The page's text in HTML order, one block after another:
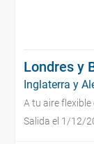
Londres y
Inglaterra y
A tu aire flexible
Salida el 1/12/